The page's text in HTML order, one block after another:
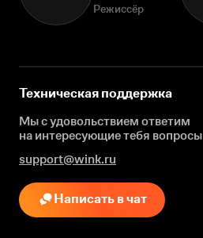
Режиссёр
Техническая поддержка
Мы с удовольствием ответим
на интересующиетебя вопросы
support@wink.ru
Написать в чат